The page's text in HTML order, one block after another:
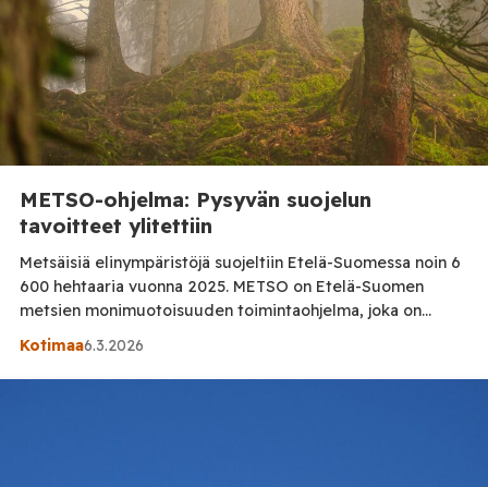
METSO-ohjelma: Pysyvän suojelun
tavoitteet ylitettiin
Metsäisiä elinympäristöjä suojeltiin Etelä-Suomessa noin 6
600 hehtaaria vuonna 2025. METSO on Etelä-Suomen
metsien monimuotoisuuden toimintaohjelma, joka on
suunnattu yksityisille metsänomistajille. Metsänomistajat
kymmenvuotisia ympäristötukisopimuksia noin 3 400
Kotimaa6.3.2026